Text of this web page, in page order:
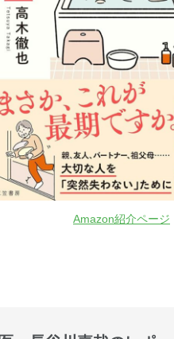
Amazon紹介ページ